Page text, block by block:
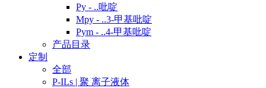
Py - ..吡啶
Mpy - ..3-甲基吡啶
Pym - ..4-甲基吡啶
产品目录
定制
全部
P-ILs | 聚 离子液体